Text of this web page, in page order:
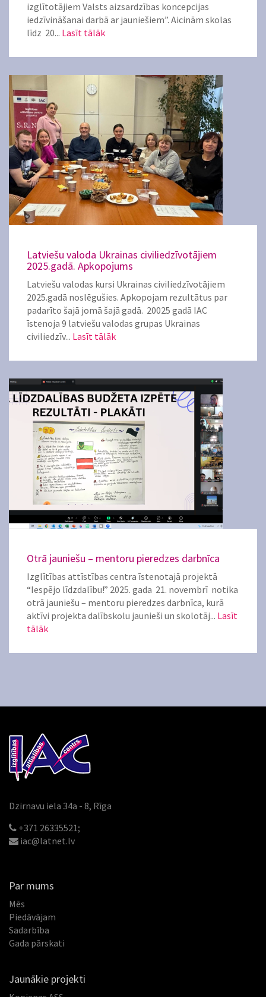
izglītotājiem Valsts aizsardzības koncepcijas
iedzīvināšanai darbā ar jauniešiem”. Aicinām skolas
līdz 20... Lasīt tālāk
Latviešu valoda Ukrainas civiliedzīvotājiem
2025.gadā. Apkopojums
Latviešu valodas kursi Ukrainas civiliedzīvotājiem
2025.gadā noslēgušies. Apkopojam rezultātus par
padarīto šajā jomā šajā gadā. 20025 gadā IAC
īstenoja 9 latviešu valodas grupas Ukrainas
civiliedzīv... Lasīt tālāk
Otrā jauniešu – mentoru pieredzes darbnīca
Izglītības attīstības centra īstenotajā projektā
“Iespējo līdzdalību!” 2025. gada 21. novembrī notika
otrā jauniešu – mentoru pieredzes darbnīca, kurā
aktīvi projekta dalībskolu jaunieši un skolotāj... Lasīt
tālāk
Dzirnavu iela 34a - 8, Rīga
+371 26335521;
iac@latnet.lv
Par mums
Mēs
Piedāvājam
Sadarbība
Gada pārskati
Jaunākie projekti